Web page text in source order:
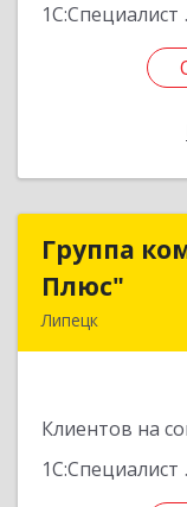
1С:Специалист
Группа
Плюс"
Липецк
Клиентов на
1С:Специалист
Группа